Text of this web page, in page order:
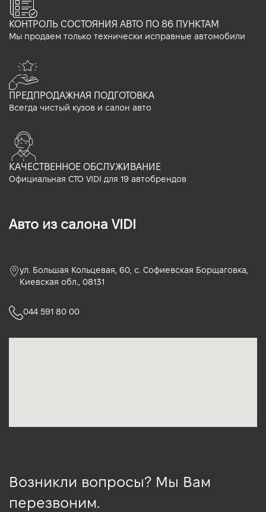
КОНТРОЛЬ СОСТОЯНИЯ АВТО ПО 86 ПУНКТАМ
Мы продаем только технически исправные автомобили
ПРЕДПРОДАЖНАЯ ПОДГОТОВКА
Всегда чистый кузов и салон авто
КАЧЕСТВЕННОЕ ОБСЛУЖИВАНИЕ
Официальная СТО VIDI для 19 автобрендов
Авто из салона VIDI
ул. Большая Кольцевая, 60, с. Софиевская Борщаговка,
Киевская обл., 08131
044 591 80 00
Возникли вопросы? Мы Вам
перезвоним.